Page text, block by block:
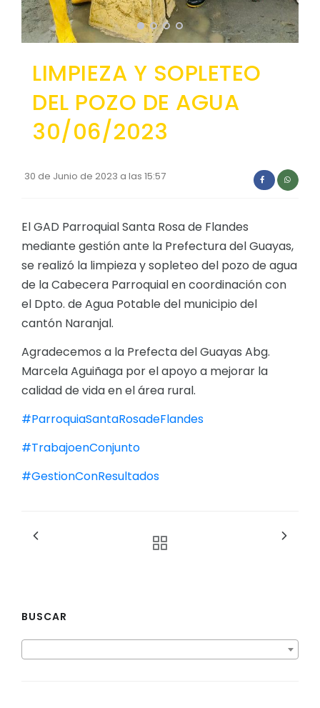
Convocatorias
GESTIÓN ADMINISTRATIVA
Plan de desarrollo y Ordenamiento Territorial -
Plan Anual Contratación - PAC
Plan Operativo Anual - POA
PRESUPUESTO: EJECUCIÓN Y REPORTES
Procesos de contratación
Ejecución Presupuestaria
Obras y proyectos
LIMPIEZA Y SOPLETEO
DEL POZO DE AGUA
30/06/2023
30 de Junio de 2023 a las 15:57
El GAD Parroquial Santa Rosa de Flandes
mediante gestión ante la Prefectura del Guayas,
se realizó la limpieza y sopleteo del pozo de agua
de la Cabecera Parroquial en coordinación con
el Dpto. de Agua Potable del municipio del
cantón Naranjal.
Agradecemos a la Prefecta del Guayas Abg.
Marcela Aguiñaga por el apoyo a mejorar la
calidad de vida en el área rural.
#ParroquiaSantaRosadeFlandes
#TrabajoenConjunto
#GestionConResultados
BUSCAR